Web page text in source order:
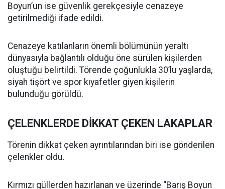
Boyun’un ise güvenlik gerekçesiyle cenazeye
getirilmediği ifade edildi.
Cenazeye katılanların önemli bölümünün yeraltı
dünyasıyla bağlantılı olduğu öne sürülen kişilerden
oluştuğu belirtildi. Törende çoğunlukla 30’lu yaşlarda,
siyah tişört ve spor kıyafetler giyen kişilerin
bulunduğu görüldü.
ÇELENKLERDE DİKKAT ÇEKEN LAKAPLAR
Törenin dikkat çeken ayrıntılarından biri ise gönderilen
çelenkler oldu.
Kırmızı güllerden hazırlanan ve üzerinde “Barış Boyun